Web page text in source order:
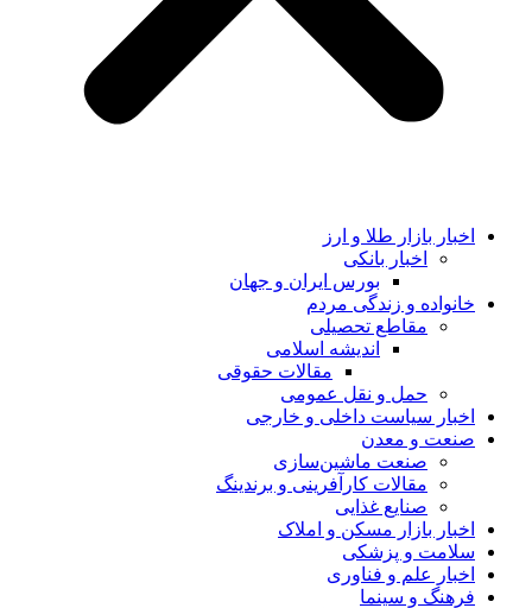
اخبار بازار طلا و ارز
اخبار بانکی
بورس ایران و جهان
خانواده و زندگی مردم
مقاطع تحصیلی
اندیشه اسلامی
مقالات حقوقی
حمل و نقل عمومی
اخبار سیاست داخلی و خارجی
صنعت و معدن
صنعت ماشین‌سازی
مقالات کارآفرینی و برندینگ
صنایع غذایی
اخبار بازار مسکن و املاک
سلامت و پزشکی
اخبار علم و فناوری
فرهنگ و سینما